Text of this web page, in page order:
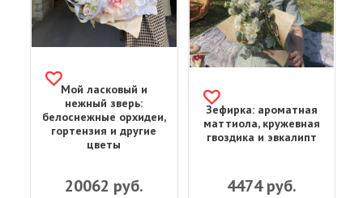
Мой ласковый и
нежный зверь:
белоснежные орхидеи,
гортензия и другие
цветы
20062 руб.
Зефирка: ароматная
маттиола, кружевная
гвоздика и эвкалипт
4474руб.